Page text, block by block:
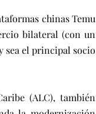
chinas Temu
bilateral (con un
sea el principal socio
(ALC), también